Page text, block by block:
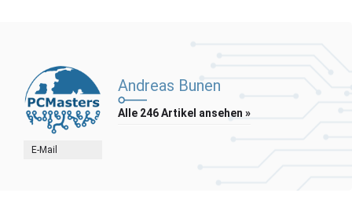
E-Mail
Andreas Bunen
Alle 246 Artikel ansehen »